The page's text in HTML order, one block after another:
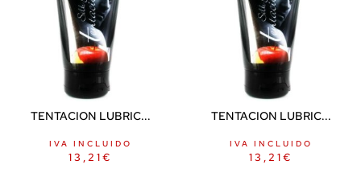
TENTACION LUBRIC...
13,21€
IVA INCLUIDO
TENTACION LUBRIC...
13,21€
IVA INCLUIDO